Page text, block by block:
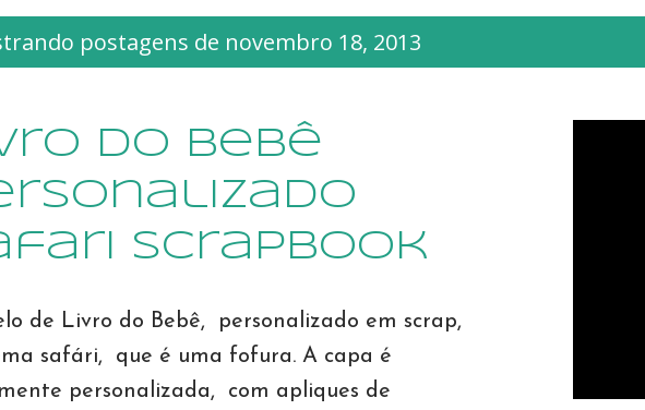
postagens de novembro 18, 2013
do Bebê
scrapbook
de Livro do Bebê, personalizado em scrap,
safári, que é uma fofura. A capa é
personalizada, com apliques de